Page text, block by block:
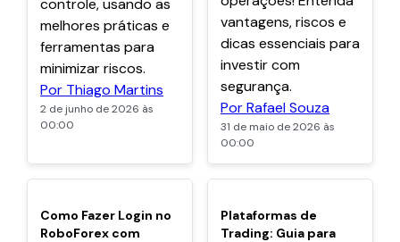
controle, usando as
melhores práticas e
ferramentas para
minimizar riscos.
Por Thiago Martins
2 de junho de 2026 às
00:00
vantagens, riscos e
dicas essenciais para
investir com
segurança.
Por Rafael Souza
31 de maio de 2026 às
00:00
POPULARES
Como Fazer Login no
RoboForex com
POPULARES
Plataformas de
Trading: Guia para